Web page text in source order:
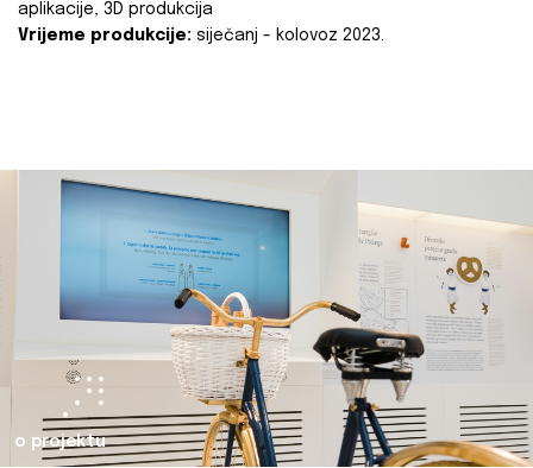
aplikacije, 3D produkcija
Vrijeme produkcije: siječanj - kolovoz 2023.
o projektu